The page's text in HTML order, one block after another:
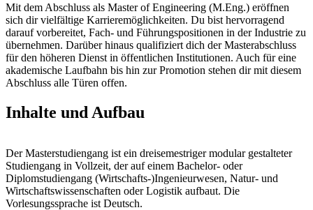
Mit dem Abschluss als Master of Engineering (M.Eng.) eröffnen
sich dir vielfältige Karrieremöglichkeiten. Du bist hervorragend
darauf vorbereitet, Fach- und Führungspositionen in der Industrie zu
übernehmen. Darüber hinaus qualifiziert dich der Masterabschluss
für den höheren Dienst in öffentlichen Institutionen. Auch für eine
akademische Laufbahn bis hin zur Promotion stehen dir mit diesem
Abschluss alle Türen offen.
Inhalte und Aufbau
Der Masterstudiengang ist ein dreisemestriger modular gestalteter
Studiengang in Vollzeit, der auf einem Bachelor- oder
Diplomstudiengang (Wirtschafts-)Ingenieurwesen, Natur- und
Wirtschaftswissenschaften oder Logistik aufbaut. Die
Vorlesungssprache ist Deutsch.